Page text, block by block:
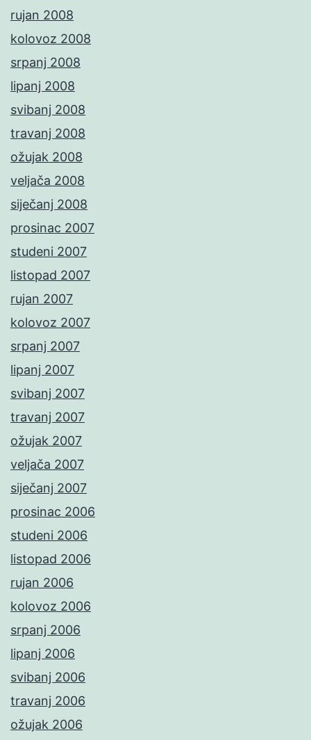
rujan 2008
kolovoz 2008
srpanj 2008
lipanj 2008
svibanj 2008
travanj 2008
ožujak 2008
veljača 2008
siječanj 2008
prosinac 2007
studeni 2007
listopad 2007
rujan 2007
kolovoz 2007
srpanj 2007
lipanj 2007
svibanj 2007
travanj 2007
ožujak 2007
veljača 2007
siječanj 2007
prosinac 2006
studeni 2006
listopad 2006
rujan 2006
kolovoz 2006
srpanj 2006
lipanj 2006
svibanj 2006
travanj 2006
ožujak 2006